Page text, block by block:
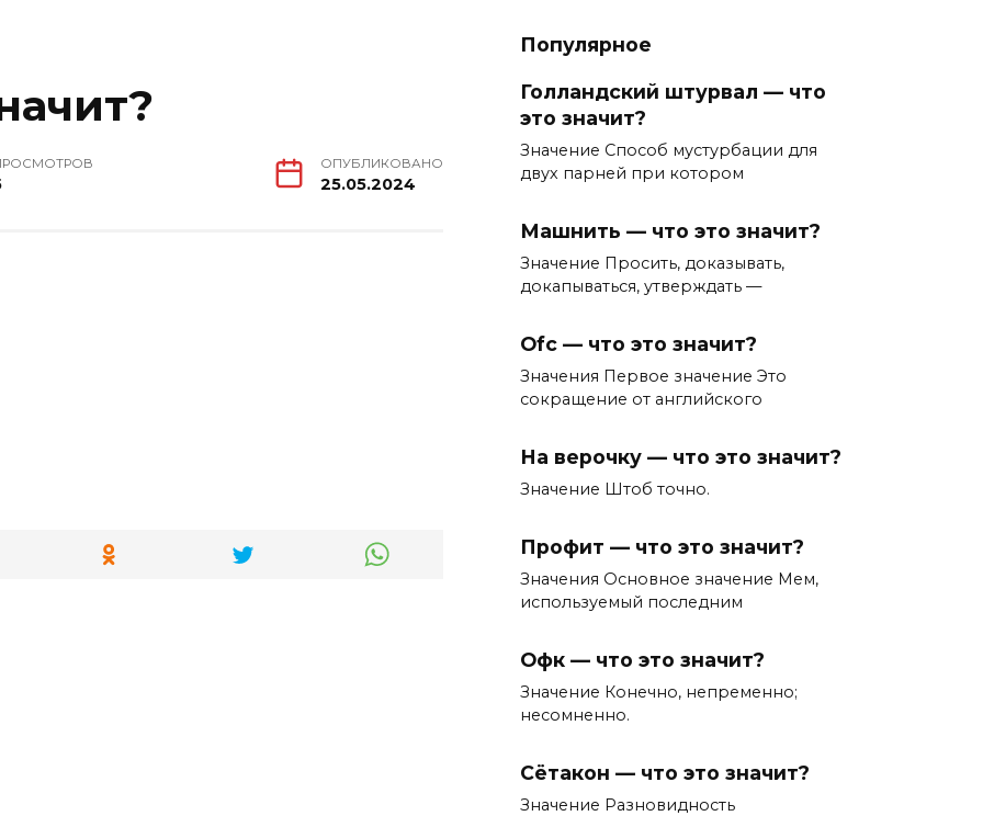
ОПУБЛИКОВАНО
25.05.2024
Популярное
Голландский штурвал — что
это значит?
Значение Способ мустурбации для
двух парней при котором
Машнить — что это значит?
Значение Просить, доказывать,
докапываться, утверждать —
Ofc — что это значит?
Значения Первое значение Это
сокращение от английского
На верочку — что это значит?
Значение Штоб точно.
Профит — что это значит?
Значения Основное значение Мем,
используемый последним
Офк — что это значит?
Значение Конечно, непременно;
несомненно.
Сётакон — что это значит?
Значение Разновидность